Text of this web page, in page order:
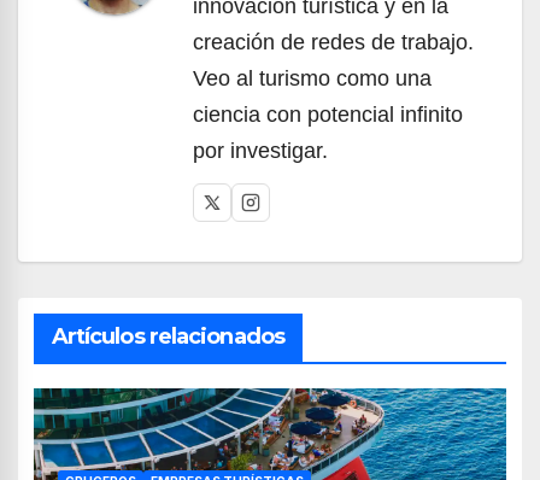
innovación turística y en la
creación de redes de trabajo.
Veo al turismo como una
ciencia con potencial infinito
por investigar.
Artículos relacionados